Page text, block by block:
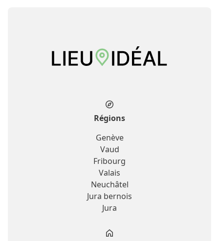
Régions
Genève
Vaud
Fribourg
Valais
Neuchâtel
Jura bernois
Jura